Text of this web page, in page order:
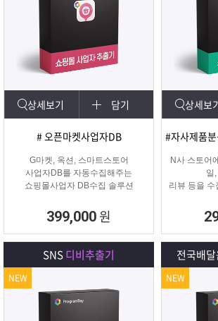
상세보기 담기
# 오픈마켓사업자DB
G마켓, 옥션, 스마트스토어
사업자DB를 자동수집해주는
쇼핑몰사업자 DB수집 솔루션
399,000 원
상세보
N사 스토어
일
리뷰 등을 수
SNS디비추출기
NEW
전국배
NEW